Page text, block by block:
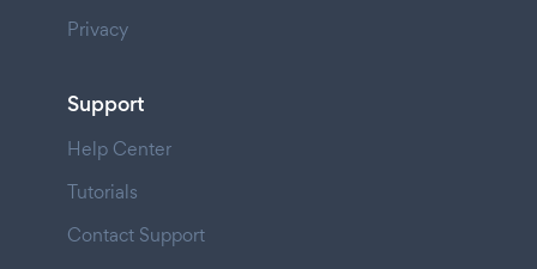
Privacy
Support
Help Center
Tutorials
Contact Support